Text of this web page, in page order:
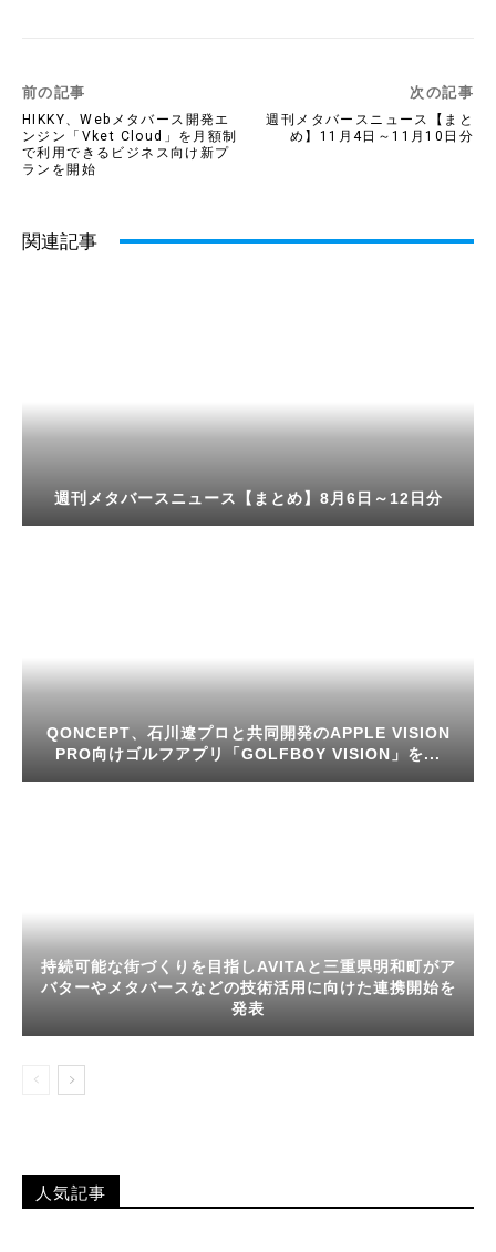
前の記事
HIKKY、Webメタバース開発エ
ンジン「Vket Cloud」を月額制
で利用できるビジネス向け新プ
ランを開始
次の記事
週刊メタバースニュース【まと
め】11月4日～11月10日分
関連記事
週刊メタバースニュース【まとめ】8月6日～12日分
QONCEPT、石川遼プロと共同開発のAPPLE VISION
PRO向けゴルフアプリ「GOLFBOY VISION」を...
持続可能な街づくりを目指しAVITAと三重県明和町がア
バターやメタバースなどの技術活用に向けた連携開始を
発表
人気記事